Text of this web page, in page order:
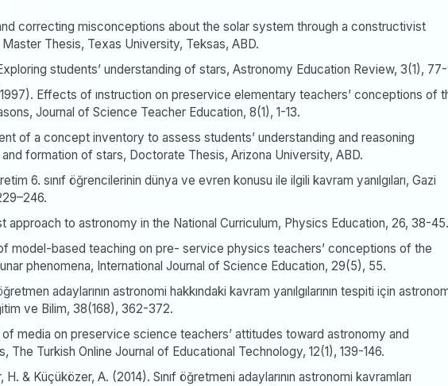
correcting misconceptions about the solar system through a constructivist
Thesis, Texas University, Teksas, ABD.
students’ understanding of stars, Astronomy Education Review, 3(1),
Effects of ınstruction on preservice elementary teachers’ conceptions of
Journal of Science Teacher Education, 8(1), 1-13.
of a concept inventory to assess students’ understanding and reasoning
formation of stars, Doctorate Thesis, Arizona University, ABD.
6. sınıf öğrencilerinin dünya ve evren konusu ile ilgili kavram yanılgıları, Gazi
approach to astronomy in the National Curriculum, Physics Education, 26, 38-45.
model-based teaching on pre- service physics teachers’ conceptions of the
phenomena, International Journal of Science Education, 29(5), 55.
adaylarının astronomi hakkındaki kavram yanılgılarının tespiti için
ve Bilim, 38(168), 362-372.
media on preservice science teachers’ attitudes toward astronomy and
Turkish Online Journal of Educational Technology, 12(1), 139-146.
& Küçüközer, A. (2014). Sınıf öğretmeni adaylarının astronomi kavramları